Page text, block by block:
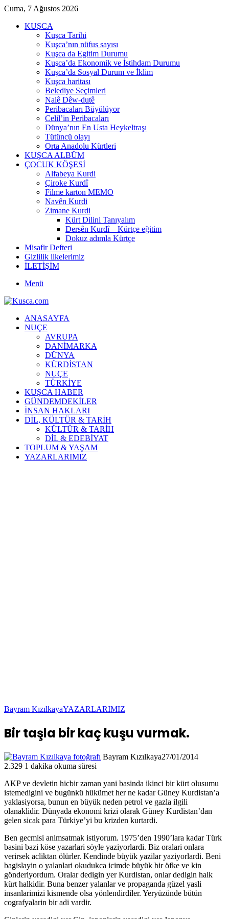
Cuma, 7 Ağustos 2026
KUŞCA
Kuşca Tarihi
Kuşca’nın nüfus sayısı
Kuşca da Egitim Durumu
Kuşca’da Ekonomik ve İstihdam Durumu
Kuşca’da Sosyal Durum ve İklim
Kuşca haritası
Belediye Seçimleri
Nalê Dêw-dutê
Peribacaları Büyülüyor
Celil’in Peribacaları
Dünya’nın En Usta Heykeltraşı
Tütüncü olayı
Orta Anadolu Kürtleri
KUŞCA ALBÜM
ÇOCUK KÖŞESİ
Alfabeya Kurdi
Çiroke Kurdî
Filme karton MEMO
Navên Kurdi
Zimane Kurdi
Kürt Dilini Tanıyalım
Dersên Kurdî – Kürtçe eğitim
Dokuz adımla Kürtçe
Misafir Defteri
Gizlilik ilkelerimiz
İLETİŞİM
Menü
ANASAYFA
NUÇE
AVRUPA
DANİMARKA
DÜNYA
KÜRDİSTAN
NUÇE
TÜRKİYE
KUŞCA HABER
GÜNDEMDEKİLER
İNSAN HAKLARI
DİL, KÜLTÜR & TARİH
KÜLTÜR & TARİH
DİL & EDEBİYAT
TOPLUM & YAŞAM
YAZARLARIMIZ
Bayram KızılkayaYAZARLARIMIZ
Bir taşla bir kaç kuşu vurmak.
Bayram Kızılkaya27/01/2014
2.329 1 dakika okuma süresi
AKP ve devletin hicbir zaman yani basinda ikinci bir kürt olusumu
istemedigini ve bugünkü hükümet her ne kadar Güney Kurdistan’a
yaklasiyorsa, bunun en büyük neden petrol ve gazla ilgili
olanaklidir. Dünyada ekonomi krizi olarak Güney Kurdistan’dan
gelen sicak para Türkiye’yi bu krizden kurtardi.
Ben gecmisi animsatmak istiyorum. 1975’den 1990’lara kadar Türk
basini bazi köse yazarlari söyle yaziyorlardi. Biz oralari onlara
verirsek acliktan ölürler. Kendinde büyük yazilar yaziyorlardi. Beni
bagislayin o yalanlari okudukca icimde büyük bir öfke ve kin
gönderiyordum. Oralar dedigin yer Kurdistan, onlar dedigin halk
kürt halkidir. Buna benzer yalanlar ve propaganda güzel yasli
insanlarimizi kismende olsa yönlendirdiler. Yeryüzünde bütün
cografyalarin bir adi vardir.